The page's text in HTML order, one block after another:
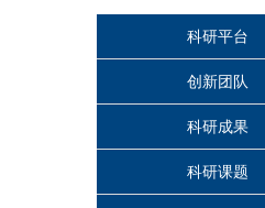
科研平台
创新团队
科研成果
科研课题